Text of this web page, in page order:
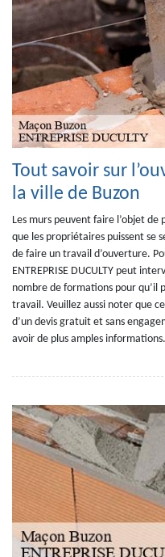
Tout savoir sur
la ville de Buzon
Les murs peuvent faire l’objet de
que les propriétaires puissent se
de faire un travail d’ouverture.
ENTREPRISE DUCULTY peut
nombre de formations pour qu’il
travail. Veuillez aussi noter que
d’un devis gratuit et sans
avoir de plus amples informations.